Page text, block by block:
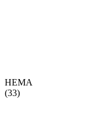
HEMA
(33)